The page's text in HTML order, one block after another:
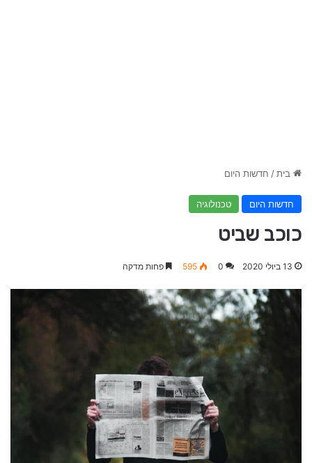
בית/ חדשות היום
חדשות היום טכנולוגיה
כוכב שביט
13 ביולי 2020 0
595 פחות מדקה